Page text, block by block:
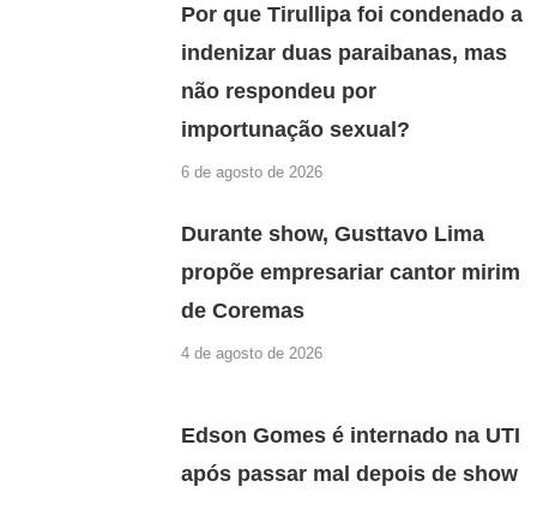
Por que Tirullipa foi condenado a
indenizar duas paraibanas, mas
não respondeu por
importunação sexual?
6 de agosto de 2026
Durante show, Gusttavo Lima
propõe empresariar cantor mirim
de Coremas
4 de agosto de 2026
Edson Gomes é internado na UTI
após passar mal depois de show